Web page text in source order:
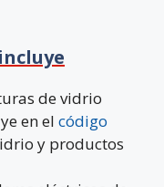
de vidrio
en el código
y productos